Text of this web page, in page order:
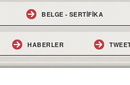
BELGE - SERTİFİKA
HABERLER